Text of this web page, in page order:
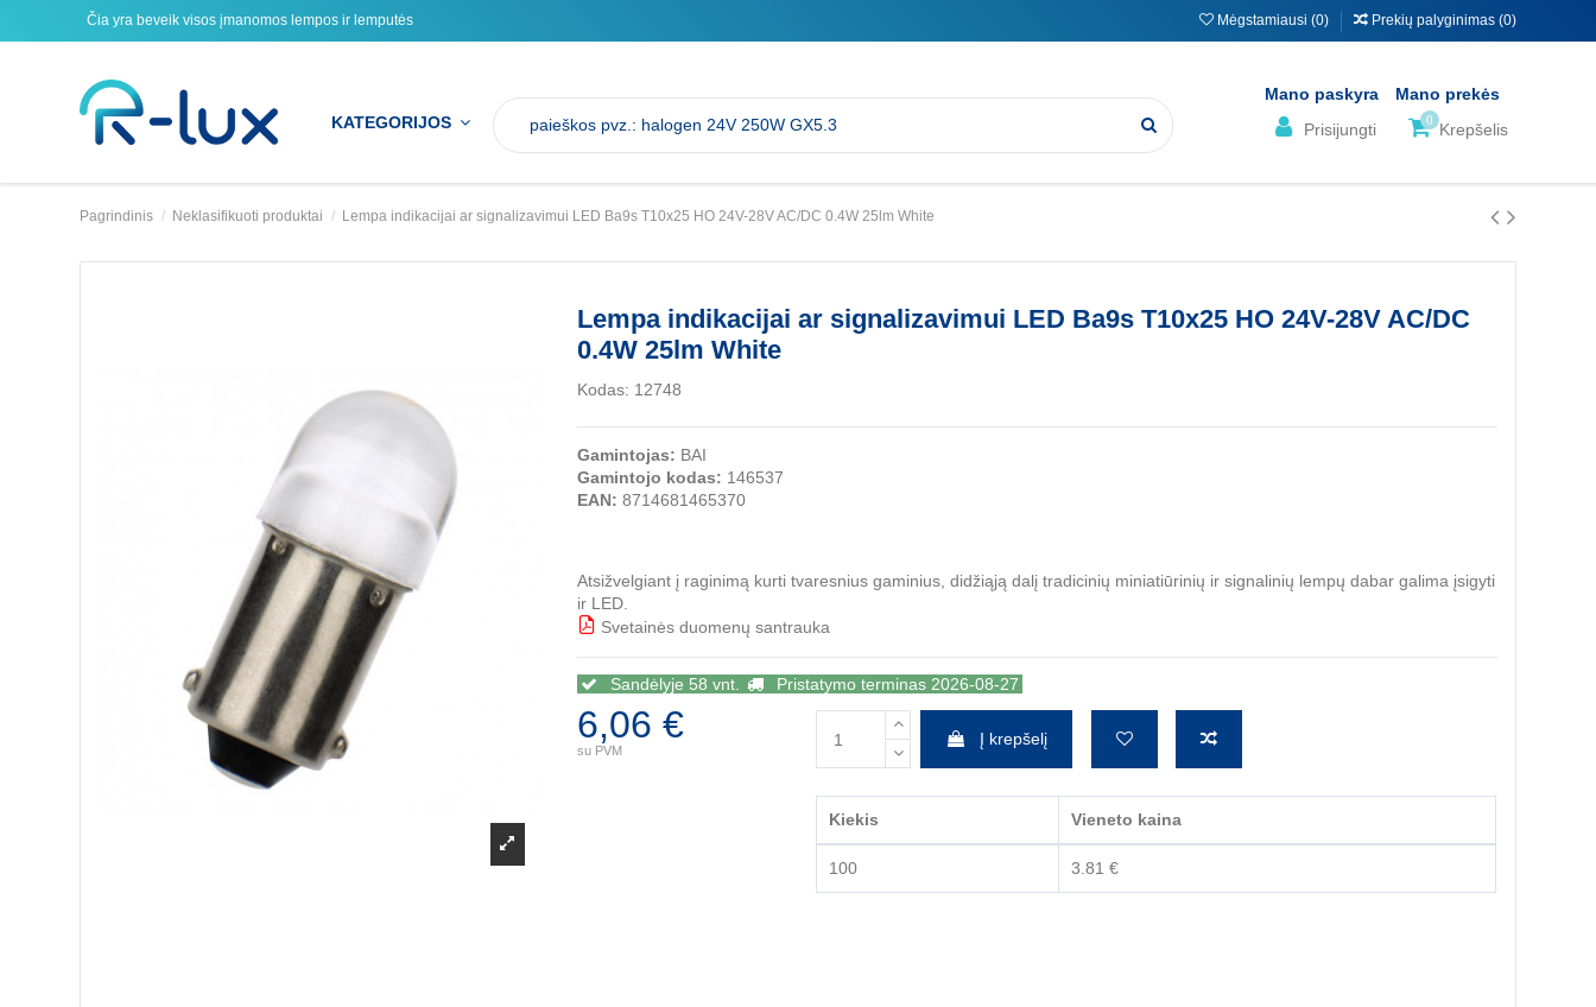
Čia yra beveik visos įmanomos lempos ir lemputės Mėgstamiausi (0) Prekių palyginimas (0)
KATEGORIJOS
Mano paskyra
Prisijungti
Mano prekės
0Krepšelis
Pagrindinis Neklasifikuoti produktai Lempa indikacijai ar signalizavimui LED Ba9s T10x25 HO 24V-28V AC/DC 0.4W 25lm White
Lempa indikacijai ar signalizavimui LED Ba9s T10x25 HO 24V-28V AC/DC
0.4W 25lm White
Kodas: 12748
Gamintojas: BAI
Gamintojo kodas: 146537
EAN: 8714681465370
Atsižvelgiant į raginimą kurti tvaresnius gaminius, didžiąją dalį tradicinių miniatiūrinių ir signalinių lempų dabar galima įsigyti
ir LED.
Svetainės duomenų santrauka
Sandėlyje 58 vnt. Pristatymo terminas 2026-08-27
6,06 €
su PVM
Į krepšelį
Kiekis Vieneto kaina
100 3.81 €